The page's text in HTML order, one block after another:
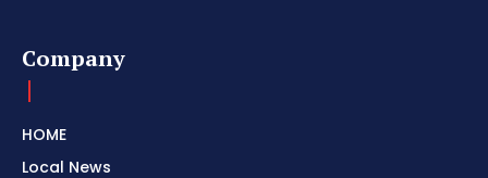
Company
HOME
Local News